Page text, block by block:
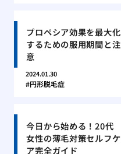
プロペシア効果を最大化
するための服用期間と注
意
2024.01.30
円形脱毛症
今日から始める！20代
女性の薄毛対策セルフケ
ア完全ガイド